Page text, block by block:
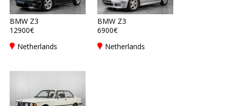
BMW Z3
12900€
Netherlands
BMW Z3
6900€
Netherlands